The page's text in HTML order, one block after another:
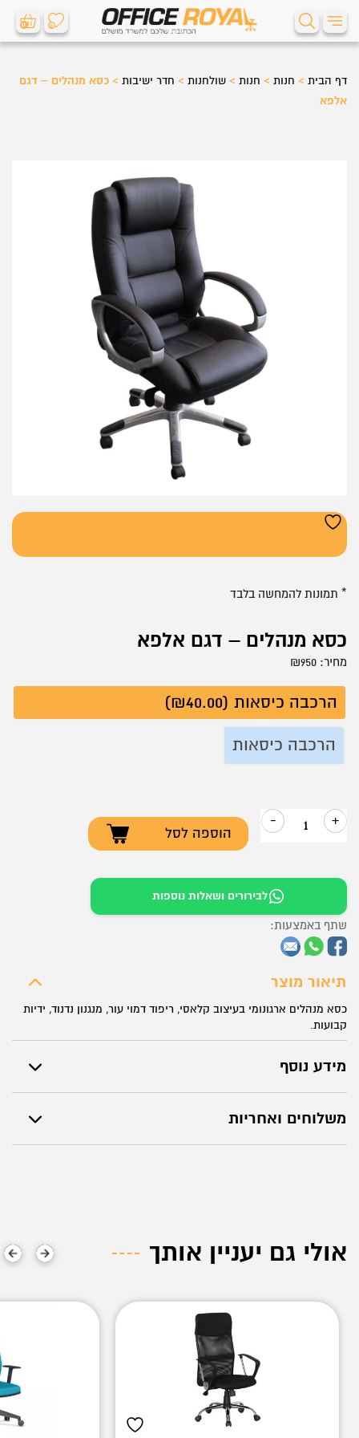
0 0
דף הבית > חנות > חנות > שולחנות > חדר ישיבות > כסא מנהלים – דגם
אלפא
כסא מנהלים – דגם אלפא
מחיר: ₪950
הרכבה כיסאות (₪40.00)
הרכבה כיסאות
+
כמות
מנהלים
–
דגם
אלפא
-
הוספה לסל
לבירורים ושאלות נוספות
תיאור מוצר
כסא מנהלים ארגונומי בעיצוב קלאסי, ריפוד דמוי עור, מנגנון נדנוד, ידיות
קבועות.
מידע נוסף
משלוחים ואחריות
שתף באמצעות:
* תמונות להמחשה בלבד
אולי גם יעניין אותך